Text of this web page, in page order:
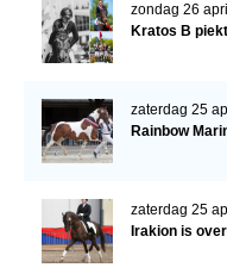
Sport
Paard te koop
Inloggen
CONTACT
Regio Noord
zondag 26 april
Kratos B
zaterdag 25
Rainbow
zaterdag 25
Irakion is